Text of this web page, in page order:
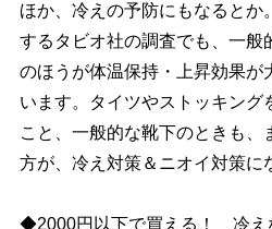
ほか、冷えの予防にもなるとか
するタビオ社の調査でも、一般
のほうが体温保持・上昇効果が
います。タイツやストッキング
こと、一般的な靴下のときも、
方が、冷え対策＆ニオイ対策に
◆2000円以下で買える！ 冷え